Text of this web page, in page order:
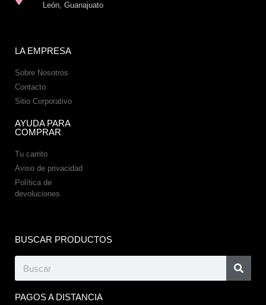
León, Guanajuato
LA EMPRESA
Sobre Nosotros
Contacto
Sitio Corporativo
AYUDA PARA
COMPRAR
Tu carrito
Aviso de privacidad
Política de
devoluciones
BUSCAR PRODUCTOS
PAGOS A DISTANCIA